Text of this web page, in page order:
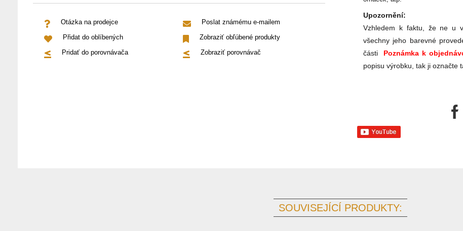
Otázka na prodejce
Poslat známému e-mailem
Přidat do oblíbených
Zobraziť obľúbené produkty
Pridať do porovnávača
Zobraziť porovnávač
Upozornění:
Vzhledem k faktu, že ne u
všechny jeho barevné
části Poznámka k
popisu výrobku, tak ji označte
SOUVISEJÍCÍ PRODUKTY: